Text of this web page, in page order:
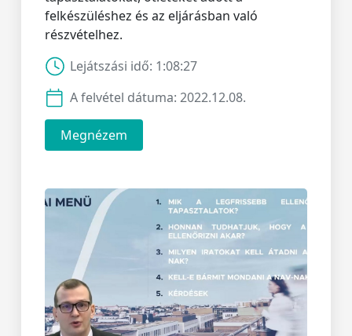
felkészüléshez és az eljárásban való
részvételhez.
Lejátszási idő: 1:08:27
A felvétel dátuma: 2022.12.08.
Megnézem